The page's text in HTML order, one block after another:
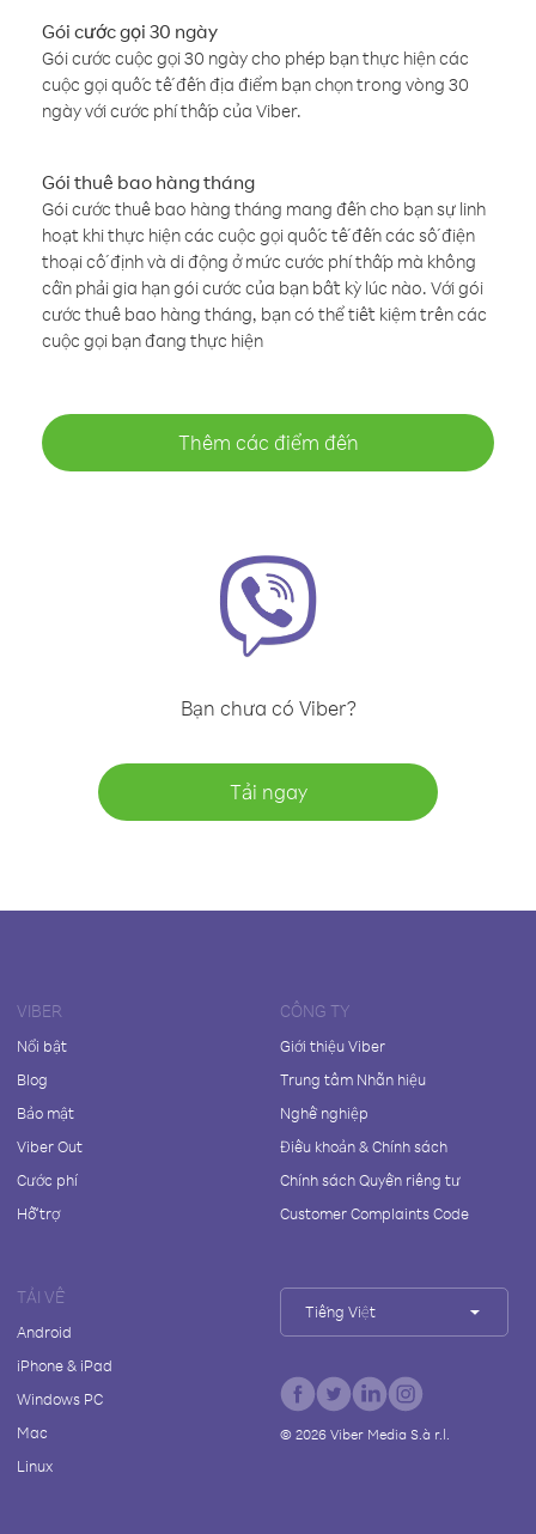
Gói cước gọi 30 ngày
Gói cước cuộc gọi 30 ngày cho phép bạn thực hiện các
cuộc gọi quốc tế đến địa điểm bạn chọn trong vòng 30
ngày với cước phí thấp của Viber.
Gói thuê bao hàng tháng
Gói cước thuê bao hàng tháng mang đến cho bạn sự linh
hoạt khi thực hiện các cuộc gọi quốc tế đến các số điện
thoại cố định và di động ở mức cước phí thấp mà không
cần phải gia hạn gói cước của bạn bất kỳ lúc nào. Với gói
cước thuê bao hàng tháng, bạn có thể tiết kiệm trên các
cuộc gọi bạn đang thực hiện
Thêm các điểm đến
Bạn chưa có Viber?
Tải ngay
VIBER
Nổi bật
Blog
Bảo mật
Viber Out
Cước phí
Hỗ trợ
CÔNG TY
Giới thiệu Viber
Trung tâm Nhãn hiệu
Nghề nghiệp
Điều khoản & Chính sách
Chính sách Quyền riêng tư
Customer Complaints Code
TẢI VỀ
Android
iPhone & iPad
Windows PC
Mac
Linux
Tiếng Việt
© 2026Viber Media S.à r.l.